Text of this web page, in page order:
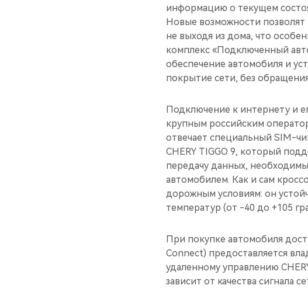
информацию о текущем
Новые возможности позволят
не выходя из дома, что
комплекс «Подключенный
обеспечение автомобиля и
покрытие сети, без
Подключение к интернету и
крупным российским
отвечает специальный SIM-
CHERY TIGGO 9, который
передачу данных,
автомобилем. Как и сам
дорожным условиям: он
температур (от -40 до +105
При покупке автомобиля
Connect) предоставляется
удаленному управлению
зависит от качества сигнала